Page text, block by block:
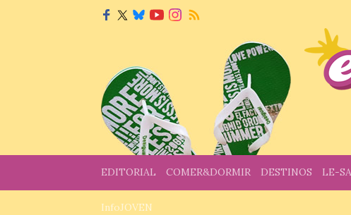
EDITORIAL COMER&DORMIR DESTINOS LE-
InfoJOVEN